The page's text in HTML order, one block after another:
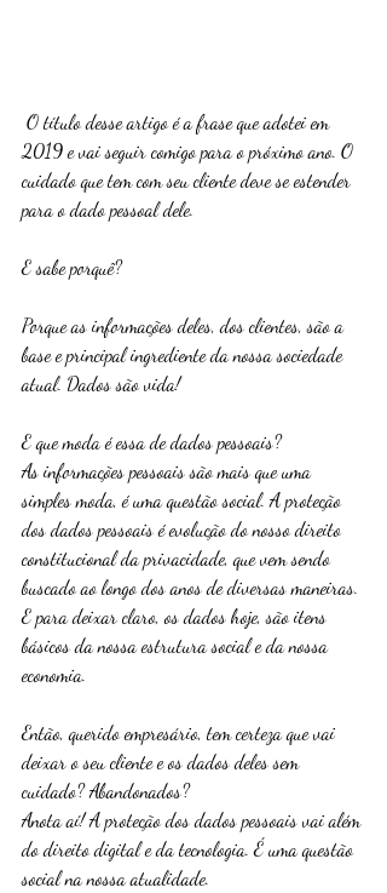
2019 e vai seguir comigo para o próximo ano. O
cuidado que tem com seu cliente deve se estender
para o dado pessoal dele.
E sabe porquê?
Porque as informações deles, dos clientes, são a
base e principal ingrediente da nossa sociedade
atual. Dados são vida!
E que moda é essa de dados pessoais?
As informações pessoais são mais que uma
simples moda, é uma questão social. A proteção
dos dados pessoais é evolução do nosso direito
constitucional da privacidade, que vem sendo
buscado ao longo dos anos de diversas maneiras.
E para deixar claro, os dados hoje, são itens
básicos da nossa estrutura social e da nossa
economia.
Então, querido empresário, tem certeza que vai
deixar o seu cliente e os dados deles sem
cuidado? Abandonados?
Anota aí! A proteção dos dados pessoais vai além
do direito digital e da tecnologia. É uma questão
social na nossa atualidade.